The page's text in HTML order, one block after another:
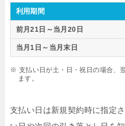
利用期間
前月21日～当月20日
当月1日～当月末日
※ 支払い日が土・日・祝日の場合、
ます。
支払い日は新規契約時に指定